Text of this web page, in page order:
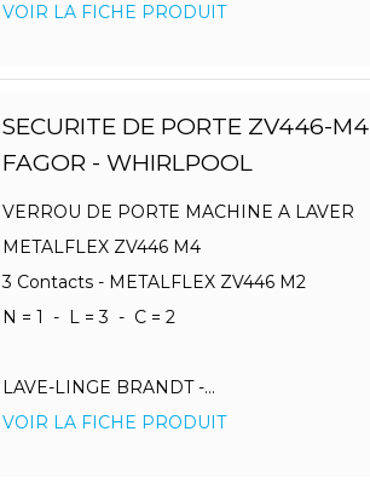
VOIR LA FICHE PRODUIT
SECURITE DE PORTE ZV446-M4
FAGOR - WHIRLPOOL
VERROU DE PORTE MACHINE A LAVER
METALFLEX ZV446 M4
3 Contacts - METALFLEX ZV446 M2
N = 1 - L = 3 - C = 2
LAVE-LINGE BRANDT -...
VOIR LA FICHE PRODUIT